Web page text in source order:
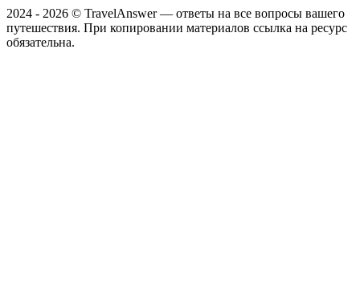
2024 - 2026 © TravelAnswer — ответы на все вопросы вашего
путешествия. При копировании материалов ссылка на ресурс
обязательна.